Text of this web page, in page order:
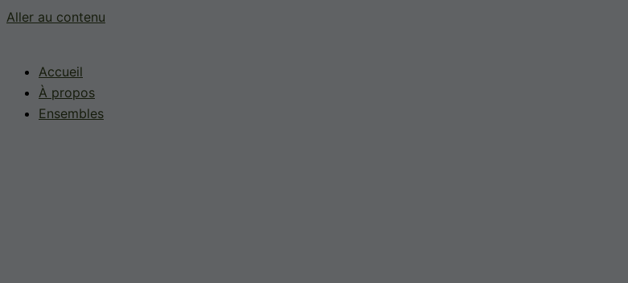
Aller au contenu
Accueil
À propos
Ensembles